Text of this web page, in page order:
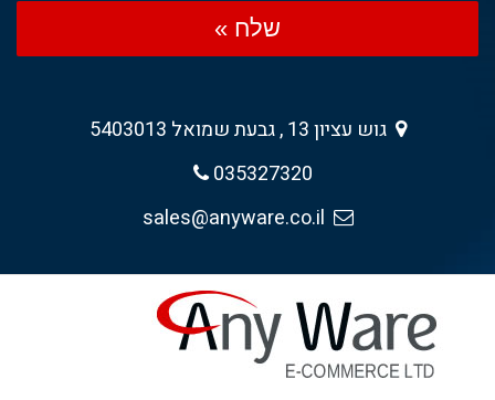
שלח »
גוש עציון 13 , גבעת שמואל 5403013
035327320